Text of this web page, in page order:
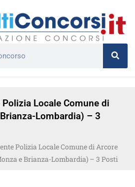
Locale Comune di
Lombardia) – 3
Polizia Locale Comune di Arcore
e Brianza-Lombardia) – 3 Posti